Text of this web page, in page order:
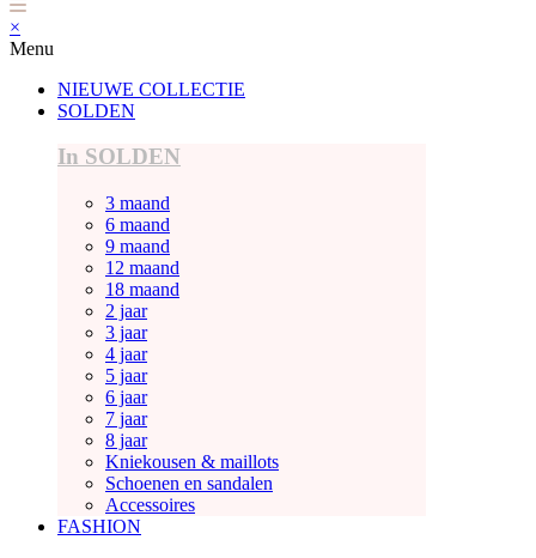
×
Menu
NIEUWE COLLECTIE
SOLDEN
In SOLDEN
3 maand
6 maand
9 maand
12 maand
18 maand
2 jaar
3 jaar
4 jaar
5 jaar
6 jaar
7 jaar
8 jaar
Kniekousen & maillots
Schoenen en sandalen
Accessoires
FASHION